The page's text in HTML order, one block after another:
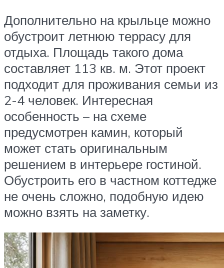
Дополнительно на крыльце можно
обустроит летнюю террасу для
отдыха. Площадь такого дома
составляет 113 кв. м. Этот проект
подходит для проживания семьи из
2-4 человек. Интересная
особенность – на схеме
предусмотрен камин, который
может стать оригинальным
решением в интерьере гостиной.
Обустроить его в частном коттедже
не очень сложно, подобную идею
можно взять на заметку.